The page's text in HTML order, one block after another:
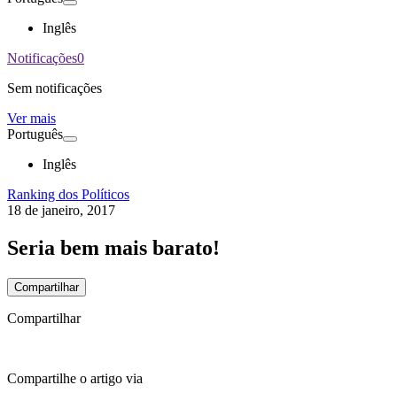
Inglês
Notificações0
Sem notificações
Ver mais
Português
Inglês
Ranking dos Políticos
18 de janeiro, 2017
Seria bem mais barato!
Compartilhar
Compartilhar
Compartilhe o artigo via